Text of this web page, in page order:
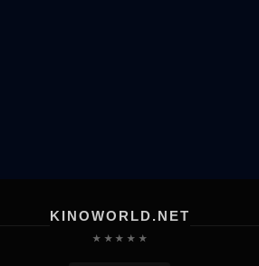
KINOWORLD.NET
★ ★ ★ ★ ★